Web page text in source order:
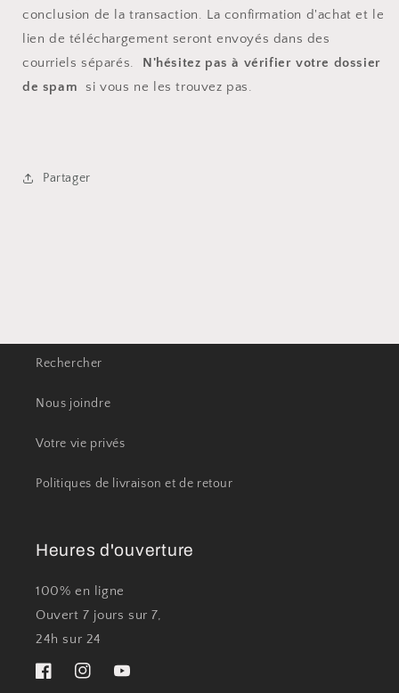
conclusion de la transaction. La confirmation d'achat et le
lien de téléchargement seront envoyés dans des
courriels séparés. N'hésitez pas à vérifier votre dossier
de spam
si vous ne les trouvez pas.
Partager
Rechercher
Nous joindre
Votre vie privés
Politiques de livraison et de retour
Heures d'ouverture
100% en ligne
Ouvert 7 jours sur 7,
24h sur 24
FacebookInstagramYouTube